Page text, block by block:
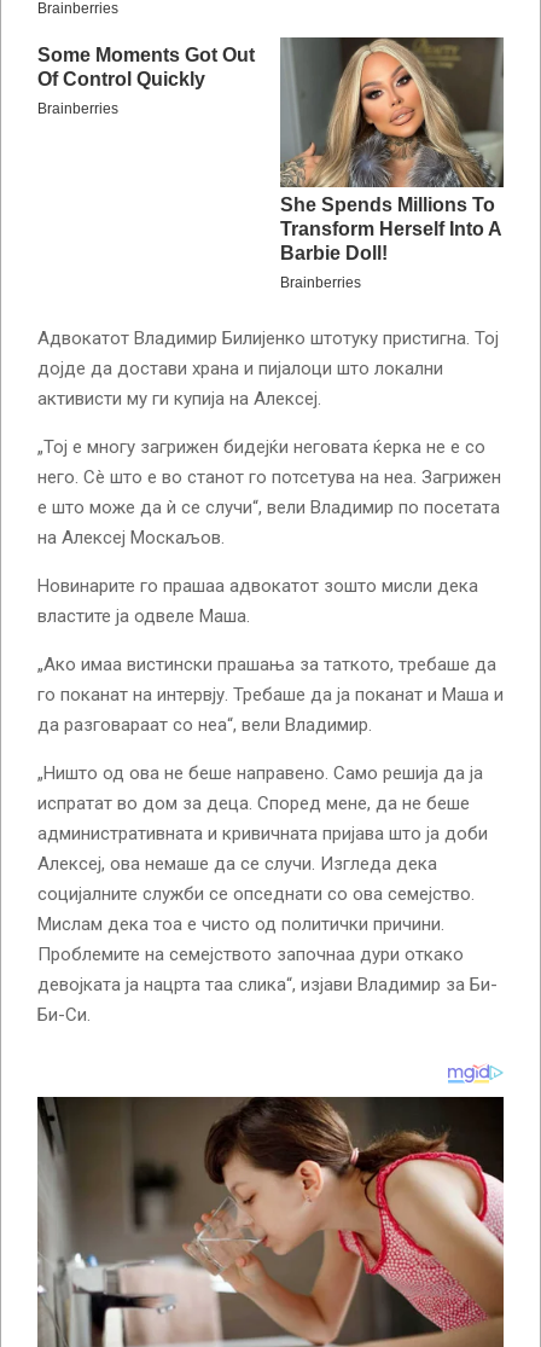
Адвокатот Владимир Билијенко штотуку пристигна. Тој
дојде да достави храна и пијалоци што локални
активисти му ги купија на Алексеј.
„Тој е многу загрижен бидејќи неговата ќерка не е со
него. Сè што е во станот го потсетува на неа. Загрижен
е што може да ѝ се случи“, вели Владимир по посетата
на Алексеј Москаљов.
Новинарите го прашаа адвокатот зошто мисли дека
властите ја одвеле Маша.
„Ако имаа вистински прашања за таткото, требаше да
го поканат на интервју. Требаше да ја поканат и Маша и
да разговараат со неа“, вели Владимир.
„Ништо од ова не беше направено. Само решија да ја
испратат во дом за деца. Според мене, да не беше
административната и кривичната пријава што ја доби
Алексеј, ова немаше да се случи. Изгледа дека
социјалните служби се опседнати со ова семејство.
Мислам дека тоа е чисто од политички причини.
Проблемите на семејството започнаа дури откако
девојката ја нацрта таа слика“, изјави Владимир за Би-
Би-Си.